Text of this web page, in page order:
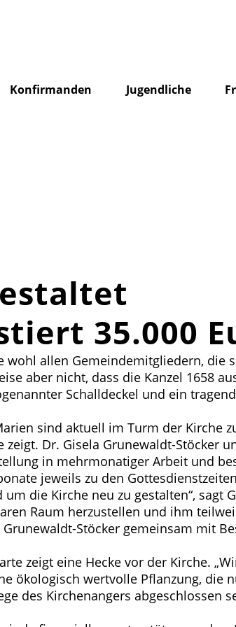
Konfirmanden Jugendliche
35.000
allen Gemeindemitgliedern, die
aber nicht, dass die Kanzel 1658
Schalldeckel und ein
sind aktuell im Turm der Kirche
Dr. Gisela Grunewaldt-Stöcker
in mehrmonatiger Arbeit und
jeweils zu den
die Kirche neu zu gestalten“, sagt
Raum herzustellen und ihm
Stöcker gemeinsam mit
zeigt eine Hecke vor der Kirche.
ökologisch wertvolle Pflanzung, die
des Kirchenangers abgeschlossen